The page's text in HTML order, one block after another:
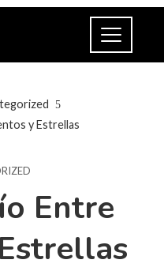
y Estrellas
Entre